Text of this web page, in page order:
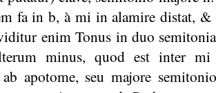
fa in b, à mi in alamire distat,
enim Tonus in duo
minus, quod est inter mi
apotome, seu majore